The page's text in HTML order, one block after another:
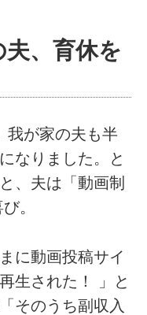
、育休を
我が家の夫も半
なりました。と
、夫は「動画制
。
に動画投稿サイ
生された！ 」と
そのうち副収入